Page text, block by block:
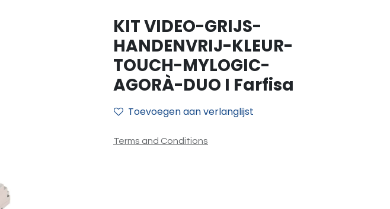
KIT VIDEO-GRIJS-
HANDENVRIJ-KLEUR-
TOUCH-MYLOGIC-
AGORÀ-DUO I Farfisa
Toevoegen aan verlanglijst
Terms and Conditions